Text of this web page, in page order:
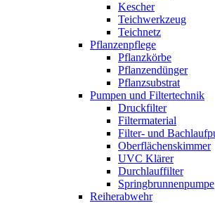
Kescher
Teichwerkzeug
Teichnetz
Pflanzenpflege
Pflanzkörbe
Pflanzendünger
Pflanzsubstrat
Pumpen und Filtertechnik
Druckfilter
Filtermaterial
Filter- und
Oberflächenskimmer
UVC Klärer
Durchlauffilter
Springbrunnenpumpe
Reiherabwehr